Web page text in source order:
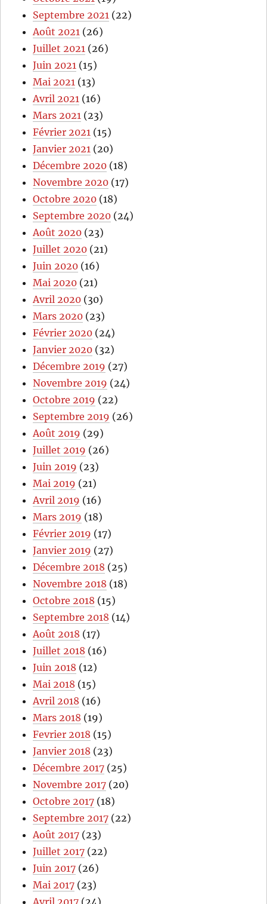
Septembre 2021 (22)
Août 2021 (26)
Juillet 2021 (26)
Juin 2021 (15)
Mai 2021 (13)
Avril 2021 (16)
Mars 2021 (23)
Février 2021 (15)
Janvier 2021 (20)
Décembre 2020 (18)
Novembre 2020 (17)
Octobre 2020 (18)
Septembre 2020 (24)
Août 2020 (23)
Juillet 2020 (21)
Juin 2020 (16)
Mai 2020 (21)
Avril 2020 (30)
Mars 2020 (23)
Février 2020 (24)
Janvier 2020 (32)
Décembre 2019 (27)
Novembre 2019 (24)
Octobre 2019 (22)
Septembre 2019 (26)
Août 2019 (29)
Juillet 2019 (26)
Juin 2019 (23)
Mai 2019 (21)
Avril 2019 (16)
Mars 2019 (18)
Février 2019 (17)
Janvier 2019 (27)
Décembre 2018 (25)
Novembre 2018 (18)
Octobre 2018 (15)
Septembre 2018 (14)
Août 2018 (17)
Juillet 2018 (16)
Juin 2018 (12)
Mai 2018 (15)
Avril 2018 (16)
Mars 2018 (19)
Fevrier 2018 (15)
Janvier 2018 (23)
Décembre 2017 (25)
Novembre 2017 (20)
Octobre 2017 (18)
Septembre 2017 (22)
Août 2017 (23)
Juillet 2017 (22)
Juin 2017 (26)
Mai 2017 (23)
Avril 2017 (24)